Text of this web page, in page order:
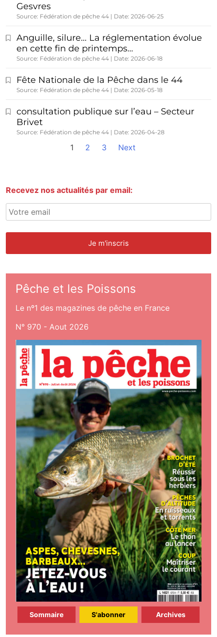
Gesvres
Source: Fédération de pêche 44 Date: 2026-06-25
Anguille, silure… La réglementation évolue
en cette fin de printemps…
Source: Fédération de pêche 44 Date: 2026-06-18
Fête Nationale de la Pêche dans le 44
Source: Fédération de pêche 44 Date: 2026-05-18
consultation publique sur l’eau – Secteur
Brivet
Source: Fédération de pêche 44 Date: 2026-04-28
1 2 3 Next
Recevez nos actualités par email:
Pêche et les Poissons
Le nº1 des magazines de pêche en France
N° 970 - Aout 2026
Sommaire S'abonner Archives